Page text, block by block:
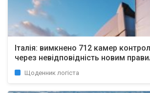
Італія: вимкнено 712 камер
через невідповідність новим
Щоденник логіста